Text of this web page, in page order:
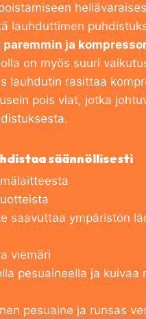
lauhduttimen
ja
on myös suuri
lauhdutin rasittaa
pois viat, jotka
säännöllisesti
saavuttaa ympäristön
viemäri
pesuaineella ja kuivaa
pesuaine ja runsas